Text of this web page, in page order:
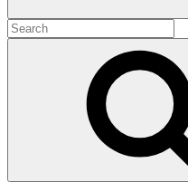
Search
for: